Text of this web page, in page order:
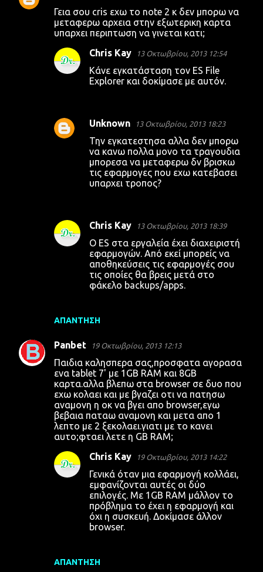
Γεια σου cris εχω το note 2 κ δεν μπορω να
μεταφερω αρχεια στην εξωτερικη καρτα
υπαρχει περιπτωση να γινεται κατι;
ΑΠΆΝΤΗΣΗ
Chris Kay 13 Οκτωβρίου, 2013 12:54
Κάνε εγκατάσταση τον ES File
Explorer και δοκίμασε με αυτόν.
Unknown 13 Οκτωβρίου, 2013 18:23
Την εγκατεστησα αλλα δεν μπορω
να κανω πολλα μονο τα τραγουδια
μπορεσα να μεταφερω δν βρισκω
τις εφαρμογες που εχω κατεβασει
υπαρχει τροπος?
Chris Kay 13 Οκτωβρίου, 2013 18:39
Ο ES στα εργαλεία έχει διαχειριστή
εφαρμογών. Από εκεί μπορείς να
αποθηκεύσεις τις εφαρμογές σου
τις οποίες θα βρεις μετά στο
φάκελο backups/apps.
Panbet 19 Οκτωβρίου, 2013 12:13
Παιδια καλησπερα σας,προσφατα αγορασα
ενα tablet 7' με 1GB RAM και 8GB
καρτα.αλλα βλεπω στα browser σε δυο που
εχω κολαει και με βγαζει οτι να πατησω
αναμονη η οκ να βγει απο browser,εγω
βεβαια παταω αναμονη και μετα απο 1
λεπτο με 2 ξεκολαει.γιατι με το κανει
αυτο;φταει λετε η GB RAM;
ΑΠΆΝΤΗΣΗ
Chris Kay 19 Οκτωβρίου, 2013 14:22
Γενικά όταν μια εφαρμογή κολλάει,
εμφανίζονται αυτές οι δύο
επιλογές. Με 1GB RAM μάλλον το
πρόβλημα το έχει η εφαρμογή και
όχι η συσκευή. Δοκίμασε άλλον
browser.